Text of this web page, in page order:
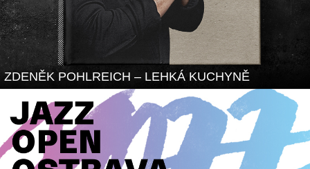
ZDENĚK POHLREICH – LEHKÁ KUCHYNĚ